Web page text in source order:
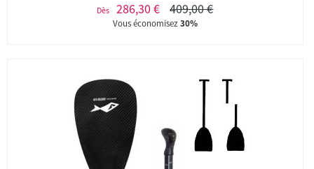
Dès 286,30 € 409,00 €
Vous économisez30%